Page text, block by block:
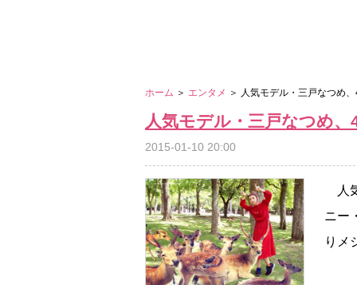
ホーム ＞ エンタメ ＞ 人気モデル・三戸なつめ
人気モデル・三戸なつめ
2015-01-10 20:00
人
ニー
りメ